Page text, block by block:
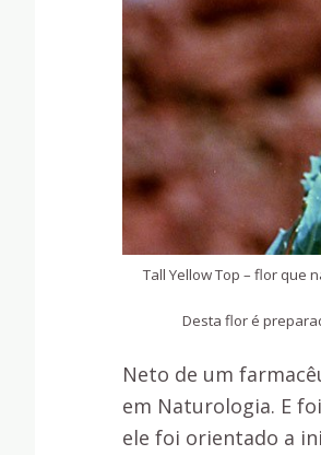
Tall Yellow Top – flor que
Desta flor é
Neto de um
em Naturologia. E
ele foi orientado a